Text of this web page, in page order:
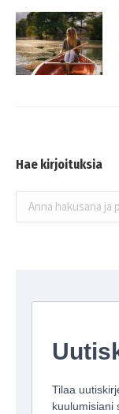
Hae kirjoituksia
Search: